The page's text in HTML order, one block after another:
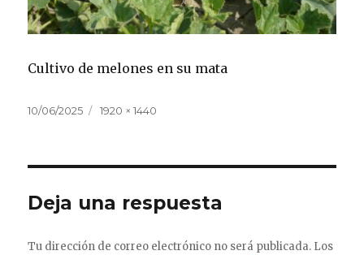
Cultivo de melones en su mata
Publicado
10/06/2025
Tamaño
1920 × 1440
Deja una respuesta
Tu dirección de correo electrónico no será publicada. Los